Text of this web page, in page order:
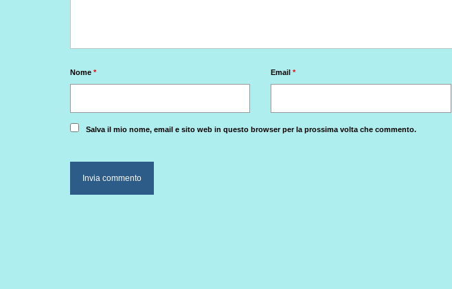
Nome * Email*
Salva il mio nome, email e sito web in questo browser per la prossima volta che commento.